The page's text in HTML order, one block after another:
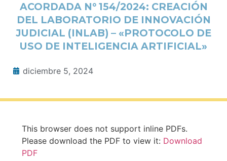
ACORDADA N° 154/2024: CREACIÓN
DEL LABORATORIO DE INNOVACIÓN
JUDICIAL (INLAB) – «PROTOCOLO DE
USO DE INTELIGENCIA ARTIFICIAL»
diciembre 5, 2024
This browser does not support inline PDFs.
Please download the PDF to view it: Download
PDF